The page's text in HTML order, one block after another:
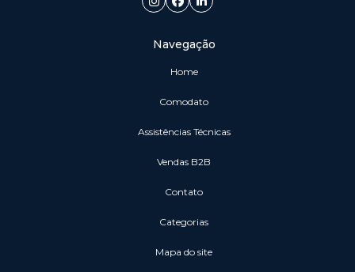
Navegação
Home
Comodato
Assistências Técnicas
vendas B2B
Contato
Categorias
Mapa do site